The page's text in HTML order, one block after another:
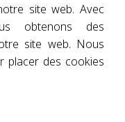
site web. Avec
obtenons des
site web. Nous
placer des cookies